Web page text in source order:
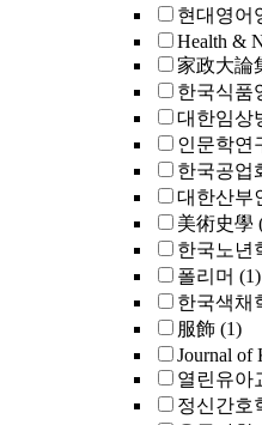
현대영어
Health &
家政大論
한국식품
대한임상
인문학연
한국공업
대한산부
美術史學
한국노년
폴리머 (1)
한국색채
服飾 (1)
Journal of
열린유아
정신간호